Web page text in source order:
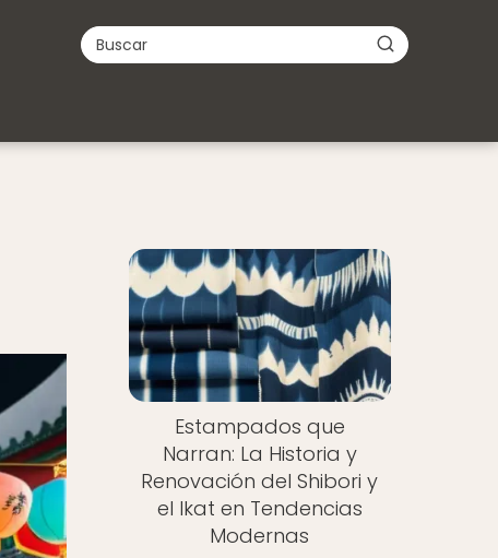
Estampados que
Narran: La Historia y
Renovación del Shibori y
el Ikat en Tendencias
Modernas